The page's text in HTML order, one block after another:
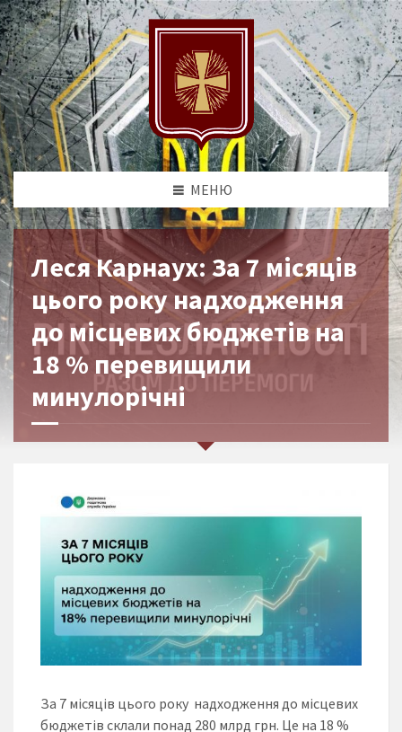
МЕНЮ
Леся Карнаух: За 7 місяців
цього року надходження
до місцевих бюджетів на
18 % перевищили
минулорічні
За 7 місяців цього року надходження до місцевих
бюджетів склали понад 280 млрд грн. Це на 18 %